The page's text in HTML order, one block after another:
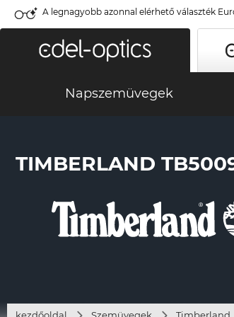
A legnagyobb azonnal elérhető választék
Napszemüvegek
TIMBERLAND